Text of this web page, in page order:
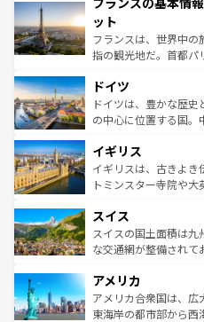
なお、新着のイタリア
しい。
文化が根付くこの国で
れる闘牛、そして美味
る。首都マドリードの
アートに溢れた街角か
せる。地方によって風
ンテンツ一覧を参照し
ット
フランスは、世界中
指の観光地だ。首都パ
で、幅広い魅力が詰ま
聖堂、美しいビーチ
から魅了する。また、
いる。シャンパンの発
香り高いラベンダー畑
らに、パリ以外の地
れる地方に足を運ぶと
きるだろう
を参照してほしい。
ドイツ
ドイツは、豊かな歴
の中心に位置する国。
顔を持つこの国は、ど
ルリンの文化的活気、
してライン川沿いの
は、お酒好きな人にはぜひ体
ドイツ情報はコンテン
イギリス
イギリスは、古きよき
トミンスター寺院や
リアごとに異なる魅力
ティー、ビール好き
戦など、本場だからこ
ンツ一覧を参照してほ
スイス
スイスの国土面積は
な交通網が整備されて
の建物がそのまま残る
博物館もあり、アルプ
ことができる。国民の
アメリカ
アメリカ合衆国は、広
東海岸の都市部から西